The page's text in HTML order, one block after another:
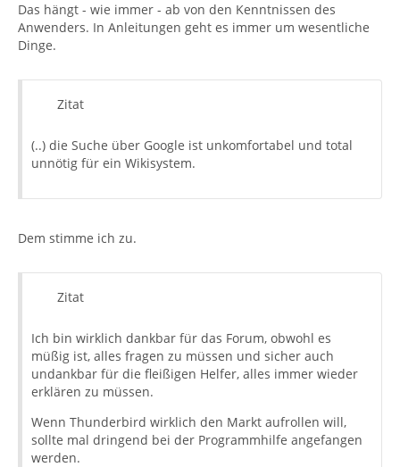
Das hängt - wie immer - ab von den Kenntnissen des
Anwenders. In Anleitungen geht es immer um wesentliche
Dinge.
Zitat
(..) die Suche über Google ist unkomfortabel und total
unnötig für ein Wikisystem.
Dem stimme ich zu.
Zitat
Ich bin wirklich dankbar für das Forum, obwohl es
müßig ist, alles fragen zu müssen und sicher auch
undankbar für die fleißigen Helfer, alles immer wieder
erklären zu müssen.
Wenn Thunderbird wirklich den Markt aufrollen will,
sollte mal dringend bei der Programmhilfe angefangen
werden.